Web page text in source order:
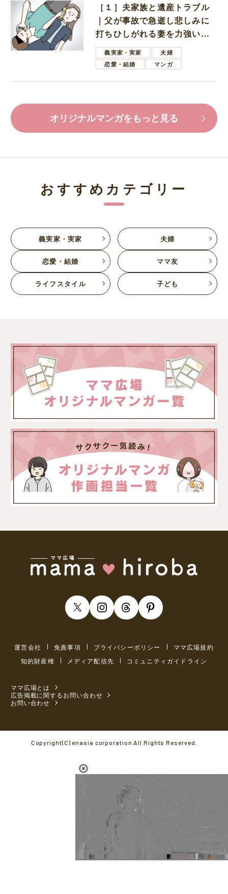
L
［１］夫家族と遺産トラブル
｜父が事故で急逝し悲しみに
打ちひしがれる妻を力強い言
葉で励ます夫
義実家・実家
夫婦
恋愛・結婚
マンガ
オリジナルマンガをもっと見る
おすすめカテゴリー
義実家・実家 夫婦
恋愛・結婚 ママ友
ライフスタイル 子ども
運営会社 免責事項 プライバシーポリシー
ママ広場規約
知的財産権
メディア配信先 コミュニティガイドライン
ママ広場とは
広告掲載に関するお問い合わせ
お問い合わせ
Copyright(C) enasia corporation All Rights Reserved.